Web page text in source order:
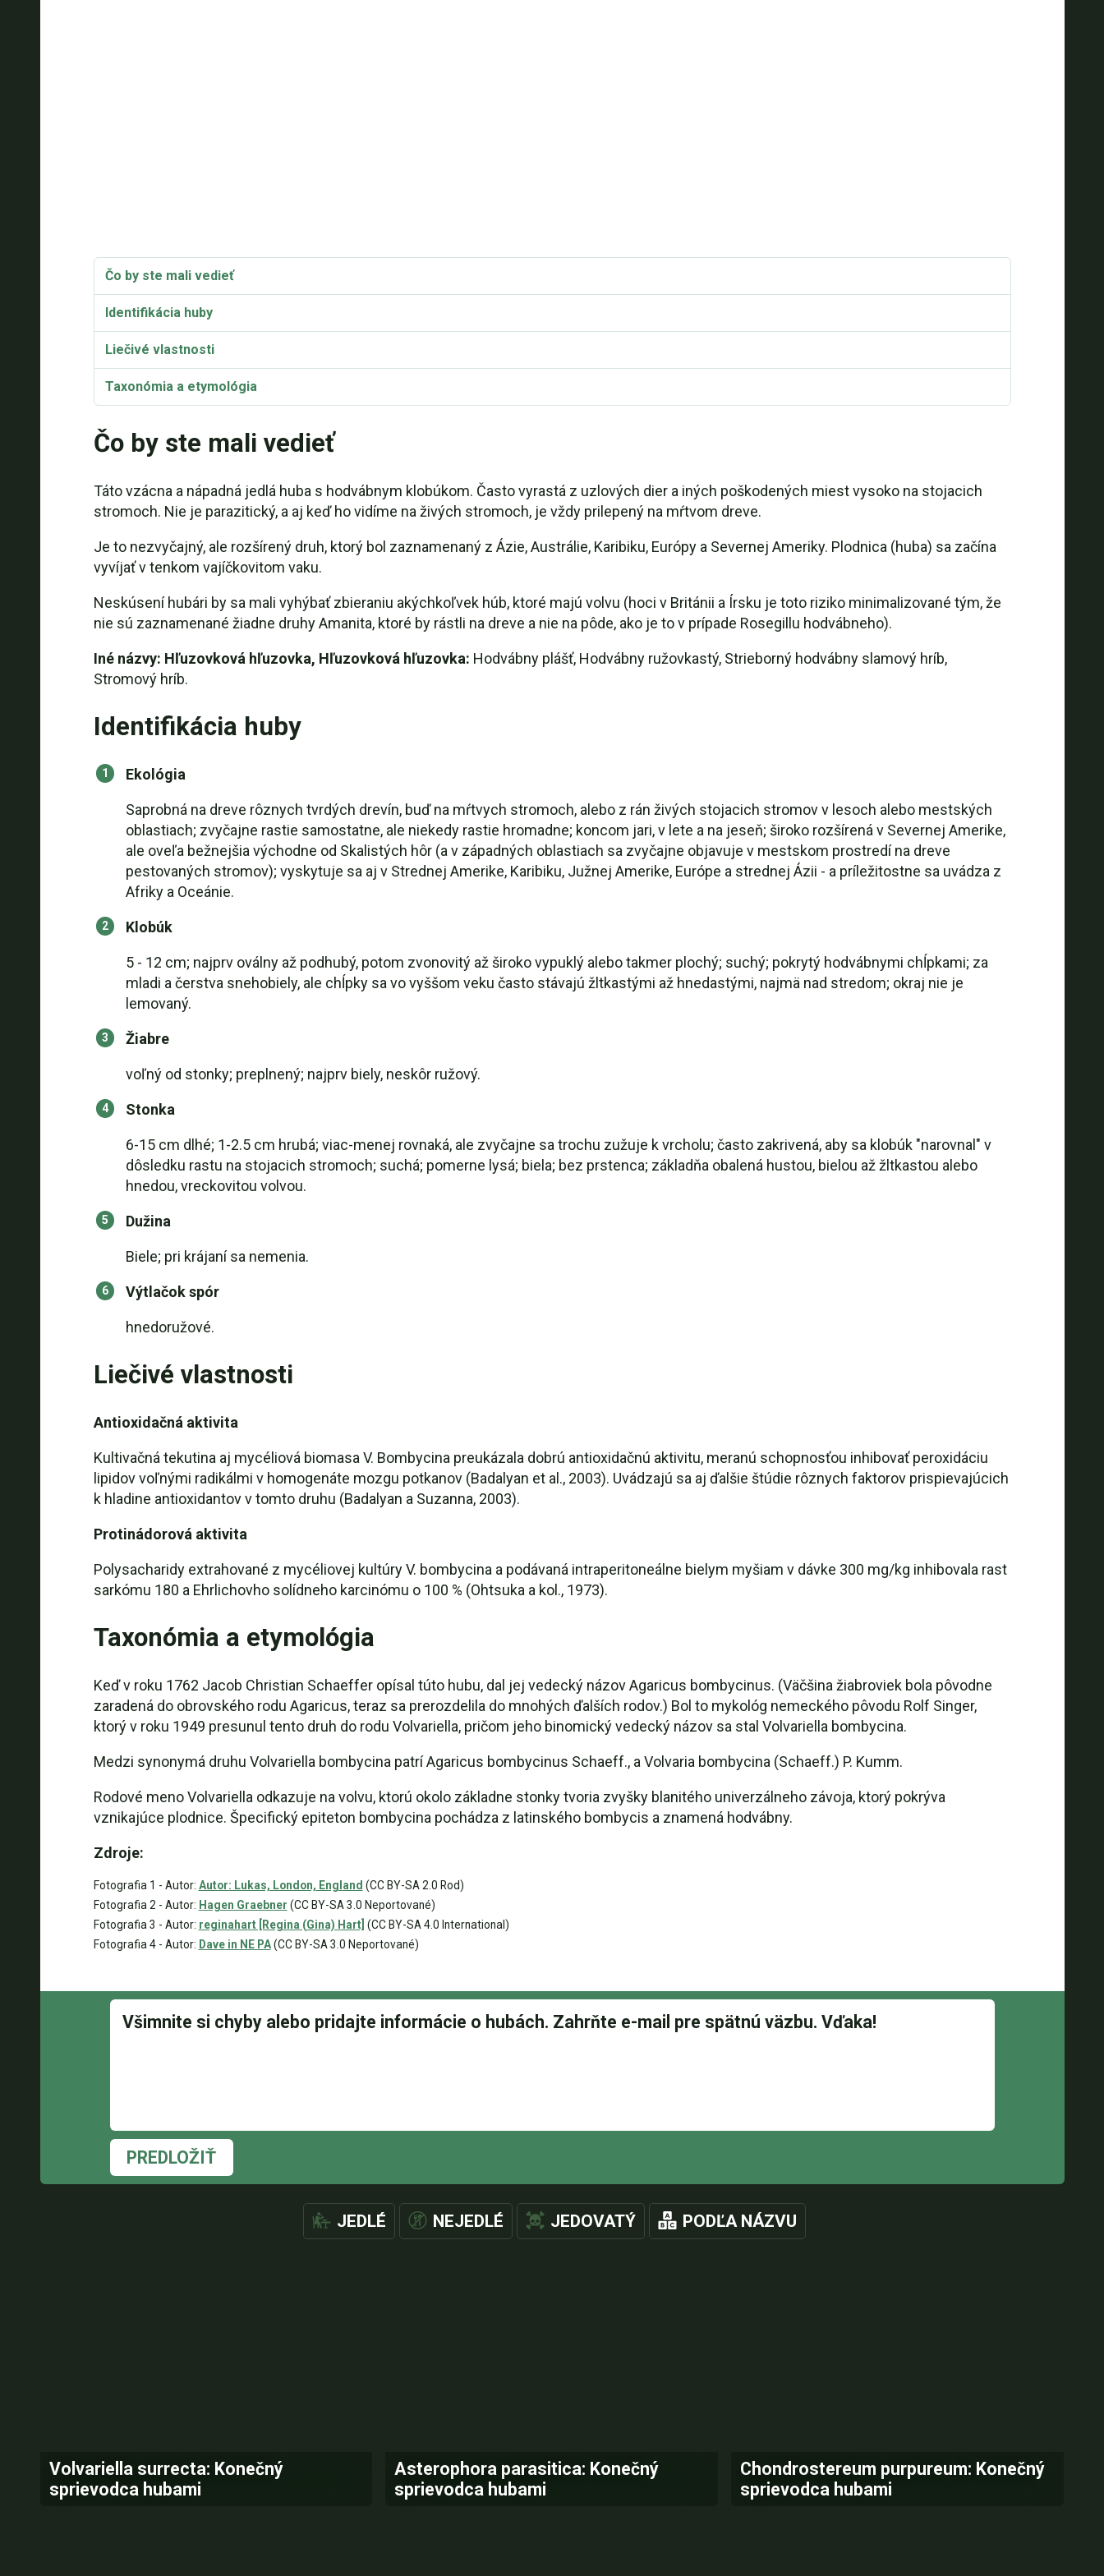
Čo by ste mali vedieť
Identifikácia huby
Liečivé vlastnosti
Taxonómia a etymológia
Čo by ste mali vedieť
Táto vzácna a nápadná jedlá huba s hodvábnym klobúkom. Často vyrastá z uzlových dier a iných poškodených miest vysoko na stojacich
stromoch. Nie je parazitický, a aj keď ho vidíme na živých stromoch, je vždy prilepený na mŕtvom dreve.
Je to nezvyčajný, ale rozšírený druh, ktorý bol zaznamenaný z Ázie, Austrálie, Karibiku, Európy a Severnej Ameriky. Plodnica (huba) sa začína
vyvíjať v tenkom vajíčkovitom vaku.
Neskúsení hubári by sa mali vyhýbať zbieraniu akýchkoľvek húb, ktoré majú volvu (hoci v Británii a Írsku je toto riziko minimalizované tým, že
nie sú zaznamenané žiadne druhy Amanita, ktoré by rástli na dreve a nie na pôde, ako je to v prípade Rosegillu hodvábneho).
Iné názvy: Hľuzovková hľuzovka, Hľuzovková hľuzovka: Hodvábny plášť, Hodvábny ružovkastý, Strieborný hodvábny slamový hríb,
Stromový hríb.
Identifikácia huby
Ekológia
Saprobná na dreve rôznych tvrdých drevín, buď na mŕtvych stromoch, alebo z rán živých stojacich stromov v lesoch alebo mestských
oblastiach; zvyčajne rastie samostatne, ale niekedy rastie hromadne; koncom jari, v lete a na jeseň; široko rozšírená v Severnej Amerike,
ale oveľa bežnejšia východne od Skalistých hôr (a v západných oblastiach sa zvyčajne objavuje v mestskom prostredí na dreve
pestovaných stromov); vyskytuje sa aj v Strednej Amerike, Karibiku, Južnej Amerike, Európe a strednej Ázii - a príležitostne sa uvádza z
Afriky a Oceánie.
Klobúk
5 - 12 cm; najprv oválny až podhubý, potom zvonovitý až široko vypuklý alebo takmer plochý; suchý; pokrytý hodvábnymi chĺpkami; za
mladi a čerstva snehobiely, ale chĺpky sa vo vyššom veku často stávajú žltkastými až hnedastými, najmä nad stredom; okraj nie je
lemovaný.
Žiabre
voľný od stonky; preplnený; najprv biely, neskôr ružový.
Stonka
6-15 cm dlhé; 1-2.5 cm hrubá; viac-menej rovnaká, ale zvyčajne sa trochu zužuje k vrcholu; často zakrivená, aby sa klobúk "narovnal" v
dôsledku rastu na stojacich stromoch; suchá; pomerne lysá; biela; bez prstenca; základňa obalená hustou, bielou až žltkastou alebo
hnedou, vreckovitou volvou.
Dužina
Biele; pri krájaní sa nemenia.
Výtlačok spór
hnedoružové.
Liečivé vlastnosti
Antioxidačná aktivita
Kultivačná tekutina aj mycéliová biomasa V. Bombycina preukázala dobrú antioxidačnú aktivitu, meranú schopnosťou inhibovať peroxidáciu
lipidov voľnými radikálmi v homogenáte mozgu potkanov (Badalyan et al., 2003). Uvádzajú sa aj ďalšie štúdie rôznych faktorov prispievajúcich
k hladine antioxidantov v tomto druhu (Badalyan a Suzanna, 2003).
Protinádorová aktivita
Polysacharidy extrahované z mycéliovej kultúry V. bombycina a podávaná intraperitoneálne bielym myšiam v dávke 300 mg/kg inhibovala rast
sarkómu 180 a Ehrlichovho solídneho karcinómu o 100 % (Ohtsuka a kol., 1973).
Taxonómia a etymológia
Keď v roku 1762 Jacob Christian Schaeffer opísal túto hubu, dal jej vedecký názov Agaricus bombycinus. (Väčšina žiabroviek bola pôvodne
zaradená do obrovského rodu Agaricus, teraz sa prerozdelila do mnohých ďalších rodov.) Bol to mykológ nemeckého pôvodu Rolf Singer,
ktorý v roku 1949 presunul tento druh do rodu Volvariella, pričom jeho binomický vedecký názov sa stal Volvariella bombycina.
Medzi synonymá druhu Volvariella bombycina patrí Agaricus bombycinus Schaeff., a Volvaria bombycina (Schaeff.) P. Kumm.
Rodové meno Volvariella odkazuje na volvu, ktorú okolo základne stonky tvoria zvyšky blanitého univerzálneho závoja, ktorý pokrýva
vznikajúce plodnice. Špecifický epiteton bombycina pochádza z latinského bombycis a znamená hodvábny.
Zdroje:
Fotografia 1 - Autor: Autor: Lukas, London, England (CC BY-SA 2.0 Rod)
Fotografia 2 - Autor: Hagen Graebner (CC BY-SA 3.0 Neportované)
Fotografia 3 - Autor: reginahart [Regina (Gina) Hart] (CC BY-SA 4.0 International)
Fotografia 4 - Autor: Dave in NE PA(CC BY-SA 3.0 Neportované)
PREDLOŽIŤ
JEDLÉ NEJEDLÉ JEDOVATÝ PODĽA NÁZVU
Volvariella surrecta: Konečný
sprievodca hubami
Asterophora parasitica: Konečný
sprievodca hubami
Chondrostereum purpureum: Konečný
sprievodca hubami